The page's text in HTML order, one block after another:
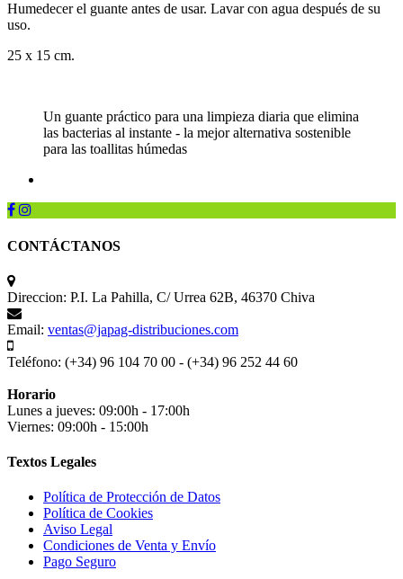
Humedecer el guante antes de usar. Lavar con agua después de su
uso.
25 x 15 cm.
Un guante práctico para una limpieza diaria que elimina
las bacterias al instante - la mejor alternativa sostenible
para las toallitas húmedas
CONTÁCTANOS
Direccion: P.I. La Pahilla, C/ Urrea 62B, 46370 Chiva
Email: ventas@japag-distribuciones.com
Teléfono: (+34) 96 104 70 00 - (+34) 96 252 44 60
Horario
Lunes a jueves: 09:00h - 17:00h
Viernes: 09:00h - 15:00h
Textos Legales
Política de Protección de Datos
Política de Cookies
Aviso Legal
Condiciones de Venta y Envío
Pago Seguro